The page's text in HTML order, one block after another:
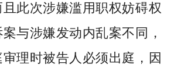
此次涉嫌滥用职权妨碍权
与涉嫌发动内乱案不同，
理时被告人必须出庭，因